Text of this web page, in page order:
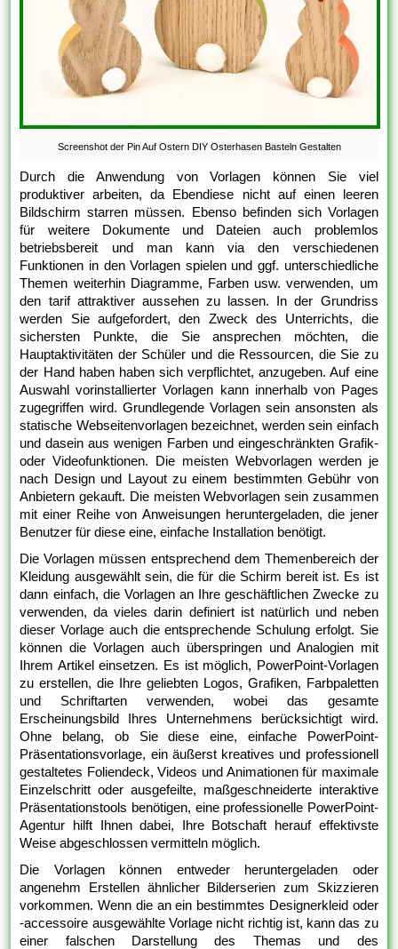
Screenshot der Pin Auf Ostern DIY Osterhasen Basteln Gestalten
Durch die Anwendung von Vorlagen können Sie viel
produktiver arbeiten, da Ebendiese nicht auf einen leeren
Bildschirm starren müssen. Ebenso befinden sich Vorlagen
für weitere Dokumente und Dateien auch problemlos
betriebsbereit und man kann via den verschiedenen
Funktionen in den Vorlagen spielen und ggf. unterschiedliche
Themen weiterhin Diagramme, Farben usw. verwenden, um
den tarif attraktiver aussehen zu lassen. In der Grundriss
werden Sie aufgefordert, den Zweck des Unterrichts, die
sichersten Punkte, die Sie ansprechen möchten, die
Hauptaktivitäten der Schüler und die Ressourcen, die Sie zu
der Hand haben haben sich verpflichtet, anzugeben. Auf eine
Auswahl vorinstallierter Vorlagen kann innerhalb von Pages
zugegriffen wird. Grundlegende Vorlagen sein ansonsten als
statische Webseitenvorlagen bezeichnet, werden sein einfach
und dasein aus wenigen Farben und eingeschränkten Grafik-
oder Videofunktionen. Die meisten Webvorlagen werden je
nach Design und Layout zu einem bestimmten Gebühr von
Anbietern gekauft. Die meisten Webvorlagen sein zusammen
mit einer Reihe von Anweisungen heruntergeladen, die jener
Benutzer für diese eine, einfache Installation benötigt.
Die Vorlagen müssen entsprechend dem Themenbereich der
Kleidung ausgewählt sein, die für die Schirm bereit ist. Es ist
dann einfach, die Vorlagen an Ihre geschäftlichen Zwecke zu
verwenden, da vieles darin definiert ist natürlich und neben
dieser Vorlage auch die entsprechende Schulung erfolgt. Sie
können die Vorlagen auch überspringen und Analogien mit
Ihrem Artikel einsetzen. Es ist möglich, PowerPoint-Vorlagen
zu erstellen, die Ihre geliebten Logos, Grafiken, Farbpaletten
und Schriftarten verwenden, wobei das gesamte
Erscheinungsbild Ihres Unternehmens berücksichtigt wird.
Ohne belang, ob Sie diese eine, einfache PowerPoint-
Präsentationsvorlage, ein äußerst kreatives und professionell
gestaltetes Foliendeck, Videos und Animationen für maximale
Einzelschritt oder ausgefeilte, maßgeschneiderte interaktive
Präsentationstools benötigen, eine professionelle PowerPoint-
Agentur hilft Ihnen dabei, Ihre Botschaft herauf effektivste
Weise abgeschlossen vermitteln möglich.
Die Vorlagen können entweder heruntergeladen oder
angenehm Erstellen ähnlicher Bilderserien zum Skizzieren
vorkommen. Wenn die an ein bestimmtes Designerkleid oder
-accessoire ausgewählte Vorlage nicht richtig ist, kann das zu
einer falschen Darstellung des Themas und des